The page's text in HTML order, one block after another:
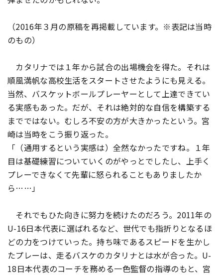
（2016年３月の原稿を再掲載しています。※表記は当時
のもの）
カタリナでは１年から試合の出場機会を得た。それは
順風満帆な高校生活をスタートさせたようにも見える。
当然、バスケットボールプレーヤーとして上達できてい
る実感もあった。だが、それは絶対的な自信を構築する
までではない。むしろ不安の方が大きかったという。宮
崎は当時をこう振り返った。
「（通用するという実感は）全然なかったですね。１年
目は基礎練習についていくのがやっとでしたし、上手く
プレーできなくて先輩に怒られることもありましたか
ら……」
それでもひた向きに努力を続けたのだろう。2011年の
U-16日本代表に選ばれるなど、世代でも指折りとなるほ
どの力をつけていった。持ち味であるスピードを生かし
たプレーは、走るバスケのカタリナとは水が合った。U-
18日本代表のコーチを務める一色監督の指導のもと、宮